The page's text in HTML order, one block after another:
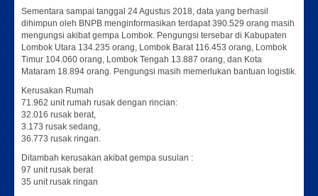
Sementara sampai tanggal 24 Agustus 2018, data yang berhasil
dihimpun oleh BNPB menginformasikan terdapat 390.529 orang masih
mengungsi akibat gempa Lombok. Pengungsi tersebar di Kabupaten
Lombok Utara 134.235 orang, Lombok Barat 116.453 orang, Lombok
Timur 104.060 orang, Lombok Tengah 13.887 orang, dan Kota
Mataram 18.894 orang. Pengungsi masih memerlukan bantuan logistik.
Kerusakan Rumah
71.962 unit rumah rusak dengan rincian:
32.016 rusak berat,
3.173 rusak sedang,
36.773 rusak ringan.
Ditambah kerusakan akibat gempa susulan :
97 unit rusak berat
35 unit rusak ringan